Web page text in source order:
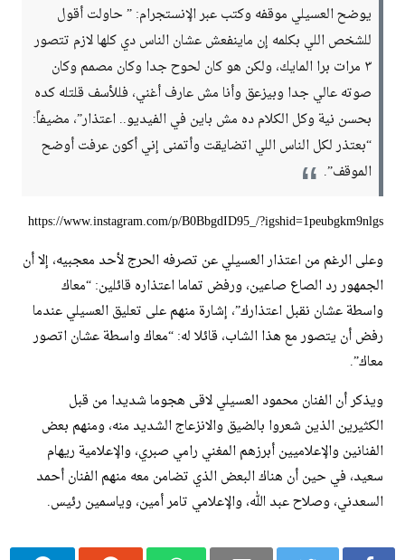
يوضح العسيلي موقفه وكتب عبر الإنستجرام: ” حاولت أقول
للشخص اللي بكلمه إن ماينفعش عشان الناس دي كلها لازم تتصور
٣ مرات برا المايك، ولكن هو كان لحوح جدا وكان مصمم وكان
صوته عالي جدا وبيزعق وأنا مش عارف أغني، فللأسف قلتله كده
بحسن نية وكل الكلام ده مش باين في الفيديو.. اعتذار”، مضيفاً:
“بعتذر لكل الناس اللي اتضايقت وأتمنى إني أكون عرفت أوضح
الموقف”.
https://www.instagram.com/p/B0BbgdID95_/?igshid=1peubgkm9nlgs
وعلى الرغم من اعتذار العسيلي عن تصرفه الحرج لأحد معجبيه، إلا أن
الجمهور رد الصاع صاعين، ورفض تماما اعتذاره قائلين: “معاك
واسطة عشان نقبل اعتذارك”، إشارة منهم على تعليق العسيلي عندما
رفض أن يتصور مع هذا الشاب، قائلا له: “معاك واسطة عشان اتصور
معاك”.
ويذكر أن الفنان محمود العسيلي لاقى هجوما شديدا من قبل
الكثيرين الذين شعروا بالضيق والانزعاج الشديد منه، ومنهم بعض
الفنانين والإعلاميين أبرزهم المغني رامي صبري، والإعلامية ريهام
سعيد، في حين أن هناك البعض الذي تضامن معه منهم الفنان أحمد
السعدني، وصلاح عبد الله، والإعلامي تامر أمين، وياسمين رئيس.